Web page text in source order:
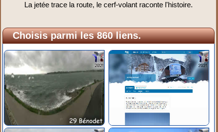
La jetée trace la route, le cerf-volant raconte l'histoire.
Choisis parmi les 860 liens.